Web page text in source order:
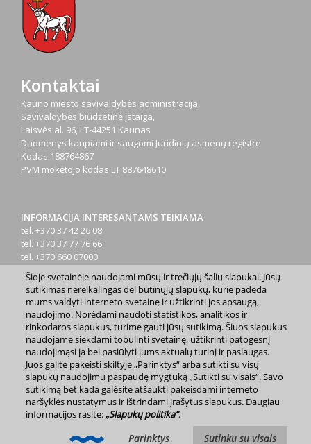
Kontaktai
Kauno miesto savivaldybės administracija,
Savivaldybės biudžetinė įstaiga,
Laisvės al. 96, LT-44251 Kaunas
Duomenys kaupiami ir saugomi Juridinių asmenų registre
Kodas 188764867
PVM mokėtojo kodas LT 887648610
INFORMACIJA INTERESANTAMS TEIKIAMA
tel. +370 37 42 26 08
tel. +370 37 77 76 66
tel. +370 660 07000
el. p.
2023 m. Kauno miesto savivaldybė. Kopijuoti ir platinti
www.kaunas.lt skelbiamą informaciją be autorių sutikimo draudžiama.
Svetainės žemėlapis »
Šioje svetainėje naudojami mūsų ir trečiųjų šalių slapukai. Jūsų
sutikimas nereikalingas dėl būtinųjų slapukų, kurie padeda
mums valdyti interneto svetainę ir užtikrinti jos apsaugą,
naudojimo. Norėdami naudoti statistikos, analitikos ir
rinkodaros slapukus, turime gauti jūsų sutikimą. Šiuos slapukus
naudojame siekdami tobulinti svetainę, užtikrinti patogesnį
naudojimąsi ja bei pasiūlyti jums aktualų turinį ir paslaugas.
Juos galite pakeisti skiltyje „Parinktys“ arba sutikti su visų
slapukų naudojimu paspaudę mygtuką „Sutikti su visais“. Savo
sutikimą bet kada galėsite atšaukti pakeisdami interneto
naršyklės nustatymus ir ištrindami įrašytus slapukus. Daugiau
informacijos rasite:„Slapukų politika“.
Parinktys Sutinku su visais